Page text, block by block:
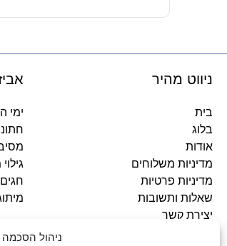
ניהול הסכמה
ניווט מהיר
בית
בלוג
אודות
מדיניות משלוחים
מדיניות פרטיות
שאלות ותשובות
יצירת קשר
ימי
חגים